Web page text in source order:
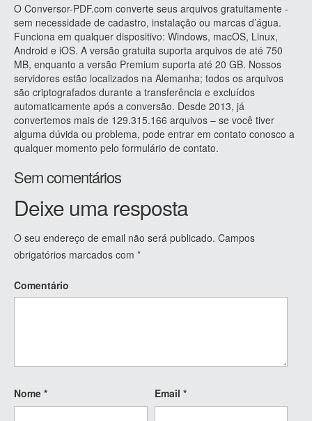
O Conversor-PDF.com converte seus arquivos gratuitamente -
sem necessidade de cadastro, instalação ou marcas d’água.
Funciona em qualquer dispositivo: Windows, macOS, Linux,
Android e iOS. A versão gratuita suporta arquivos de até 750
MB, enquanto a versão Premium suporta até 20 GB. Nossos
servidores estão localizados na Alemanha; todos os arquivos
são criptografados durante a transferência e excluídos
automaticamente após a conversão. Desde 2013, já
convertemos mais de 129.315.166 arquivos – se você tiver
alguma dúvida ou problema, pode entrar em contato conosco a
qualquer momento pelo formulário de contato.
Sem comentários
Deixe uma resposta
O seu endereço de email não será publicado. Campos
obrigatórios marcados com *
Comentário
Nome * Email *